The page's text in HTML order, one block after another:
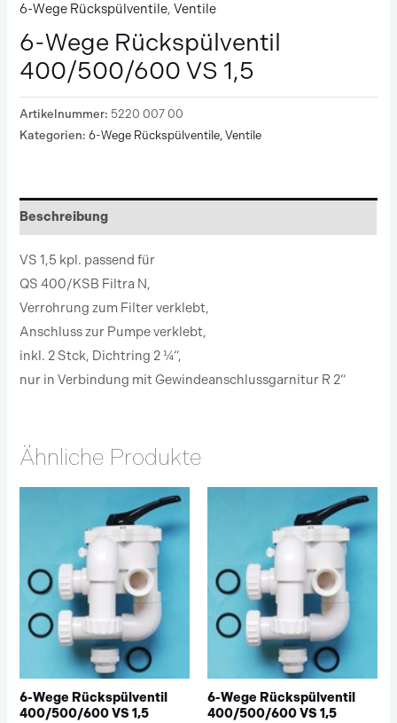
6-Wege Rückspülventile,Ventile
6-Wege Rückspülventil
400/500/600 VS 1,5
Artikelnummer: 5220 007 00
Kategorien:6-Wege Rückspülventile,Ventile
Beschreibung
VS 1,5 kpl. passend für
QS 400/KSB Filtra N,
Verrohrung zum Filter verklebt,
Anschluss zur Pumpe verklebt,
inkl. 2 Stck, Dichtring 2 ¼“,
nur in Verbindung mit Gewindeanschlussgarnitur R 2“
Ähnliche Produkte
6-Wege Rückspülventil
400/500/600 VS 1,5
6-Wege Rückspülventil
400/500/600 VS 1,5